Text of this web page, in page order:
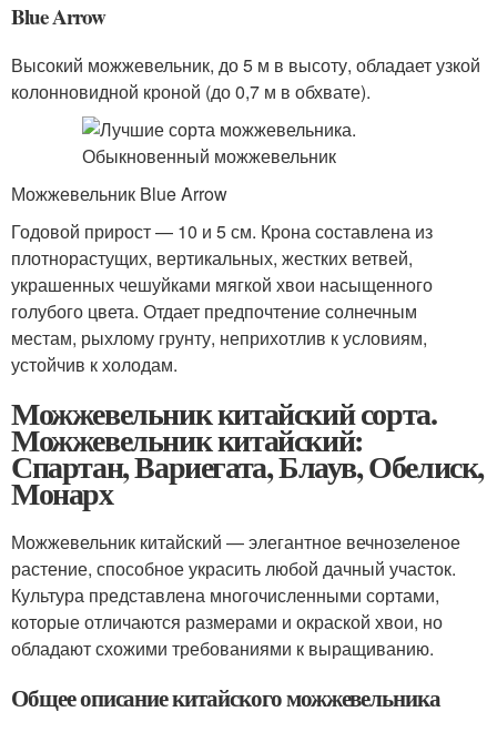
Blue Arrow
Высокий можжевельник, до 5 м в высоту, обладает узкой
колонновидной кроной (до 0,7 м в обхвате).
Можжевельник Blue Arrow
Годовой прирост — 10 и 5 см. Крона составлена из
плотнорастущих, вертикальных, жестких ветвей,
украшенных чешуйками мягкой хвои насыщенного
голубого цвета. Отдает предпочтение солнечным
местам, рыхлому грунту, неприхотлив к условиям,
устойчив к холодам.
Можжевельник китайский сорта.
Можжевельник китайский:
Спартан, Вариегата, Блаув, Обелиск,
Монарх
Можжевельник китайский — элегантное вечнозеленое
растение, способное украсить любой дачный участок.
Культура представлена многочисленными сортами,
которые отличаются размерами и окраской хвои, но
обладают схожими требованиями к выращиванию.
Общее описание китайского можжевельника